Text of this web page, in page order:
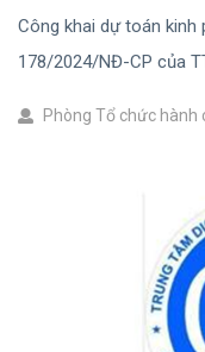
Công khai dự toán
178/2024/NĐ-CP của
Phòng Tổ chức hành